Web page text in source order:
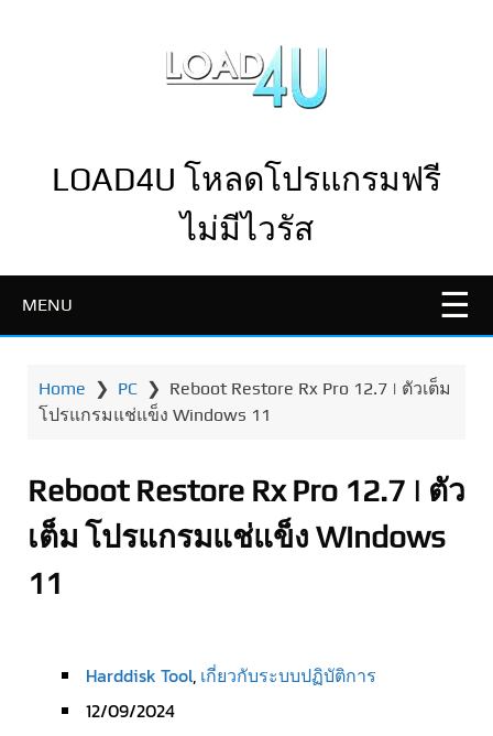
LOAD4U โหลดโปรแกรมฟรี
ไม่มีไวรัส
MENU
Home ❯ PC ❯ Reboot Restore Rx Pro 12.7 | ตัวเต็ม
โปรแกรมแช่แข็ง Windows 11
Reboot Restore Rx Pro 12.7 | ตัว
เต็ม โปรแกรมแช่แข็ง Windows
11
Harddisk Tool, เกี่ยวกับระบบปฏิบัติการ
12/09/2024